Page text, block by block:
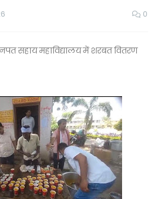
0
सहाय महाविद्यालय में शरबत वितरण